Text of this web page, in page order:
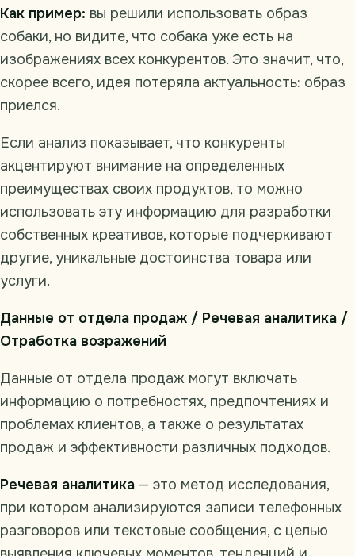
Как пример: вы решили использовать образ
собаки, но видите, что собака уже есть на
изображениях всех конкурентов. Это значит, что,
скорее всего, идея потеряла актуальность: образ
приелся.
Если анализ показывает, что конкуренты
акцентируют внимание на определенных
преимуществах своих продуктов, то можно
использовать эту информацию для разработки
собственных креативов, которые подчеркивают
другие, уникальные достоинства товара или
услуги.
Данные от отдела продаж / Речевая аналитика /
Отработка возражений
Данные от отдела продаж могут включать
информацию о потребностях, предпочтениях и
проблемах клиентов, а также о результатах
продаж и эффективности различных подходов.
Речевая аналитика — это метод исследования,
при котором анализируются записи телефонных
разговоров или текстовые сообщения, с целью